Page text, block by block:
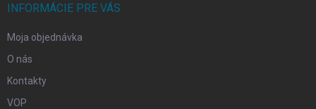
INFORMÁCIE PRE VÁS
Moja objednávka
O nás
Kontakty
VOP